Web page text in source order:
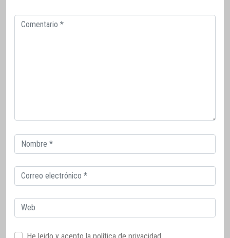
Comentario
Correo
electrónico
Correo
electrónico
Web